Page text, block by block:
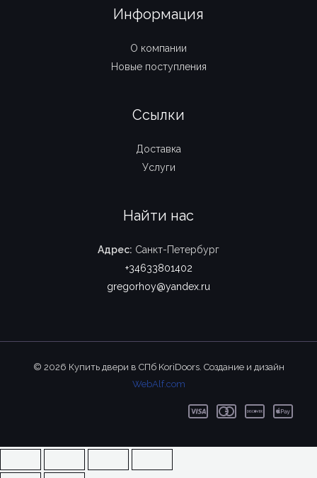
Информация
О компании
Новые поступления
Ссылки
Доставка
Услуги
Найти нас
Адрес: Санкт-Петербург
+34633801402
gregorhoy@yandex.ru
© 2026 Купить двери в СПб KoriDoors. Создание и дизайн
WebAlf.com